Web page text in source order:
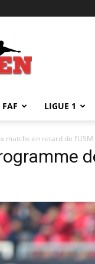
FAF LIGUE 1
matchs en retard de